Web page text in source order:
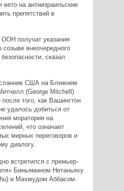
на антиизраильские
препятствий в
получат указания
созыве внеочередного
сказал
США на Ближнем
(George Mitchell)
после того, как Вашингтон
удалось добиться от
моратория на
что означает
мирных переговоров и
диалогу.
встретился с премьер-
Биньямином Нетаньяху
и Махмудом Аббасом.